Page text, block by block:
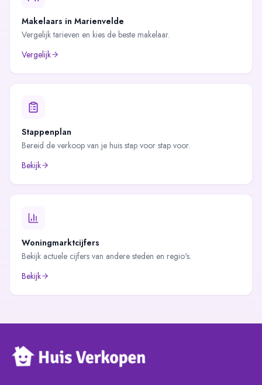
Makelaars in Marienvelde
Vergelijk tarieven en kies de beste makelaar.
Vergelijk
Stappenplan
Bereid de verkoop van je huis stap voor stap voor.
Bekijk
Woningmarktcijfers
Bekijk actuele cijfers van andere steden en regio's.
Bekijk